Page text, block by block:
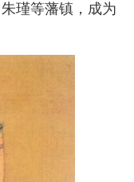
瑾等藩镇，成为